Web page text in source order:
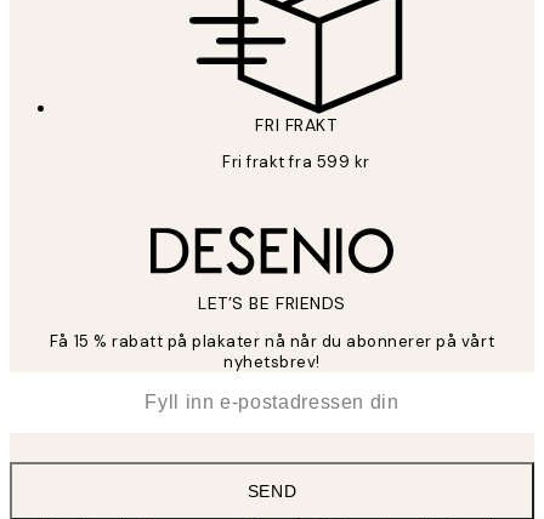
FRI FRAKT
Fri frakt fra 599 kr
LET’S BE FRIENDS
Få 15 % rabatt på plakater nå når du abonnerer på vårt
nyhetsbrev!
SEND